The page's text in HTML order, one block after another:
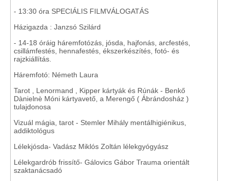
- 13:30 óra SPECIÁLIS FILMVÁLOGATÁS
Házigazda : Janzsó Szilárd
- 14-18 óráig háremfotózás, jósda, hajfonás, arcfestés,
csillámfestés, hennafestés, ékszerkészítés, fotó- és
rajzkiállítás.
Háremfotó: Németh Laura
Tarot , Lenormand , Kipper kártyák és Rúnák - Benkő
Dànielnè Móni kártyavető, a Merengő ( Ábrándosház )
tulajdonosa
Vizuál mágia, tarot - Stemler Mihály mentálhigiénikus,
addiktológus
Lélekjósda- Vadász Miklós Zoltán lélekgyógyász
Lélekgardrób frissítő- Gálovics Gábor Trauma orientált
szaktanácsadó